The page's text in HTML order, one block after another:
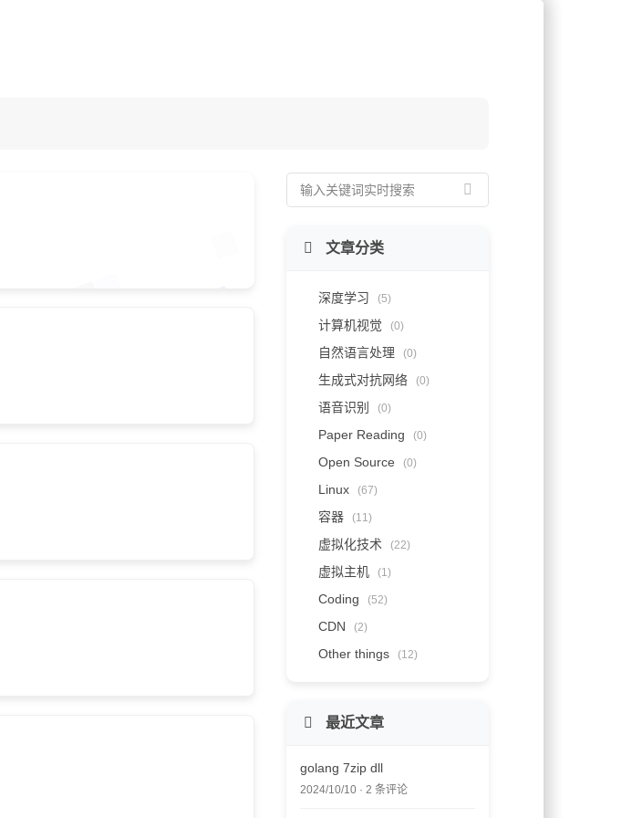
文章分类
深度学习 (5)
计算机视觉 (0)
自然语言处理 (0)
生成式对抗网络 (0)
语音识别 (0)
Paper Reading (0)
Open Source (0)
Linux (67)
容器 (11)
虚拟化技术 (22)
虚拟主机 (1)
Coding (52)
CDN (2)
Other things (12)
最近文章
golang 7zip dll
2024/10/10 · 2 条评论